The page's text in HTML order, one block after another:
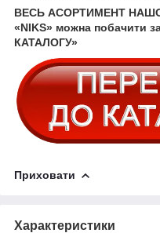
ВЕСЬ АСОРТИМЕНТ
«NIKS» можна побачити
КАТАЛОГУ»
Приховати
Характеристики